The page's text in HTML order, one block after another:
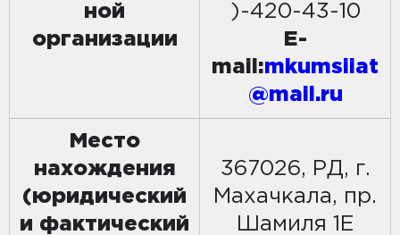
ной
организации
)-420-43-10
E-
mail:mkumsiiat
@mail.ru
Место
нахождения
(юридический
и фактический
367026, РД, г.
Махачкала, пр.
Шамиля 1Е